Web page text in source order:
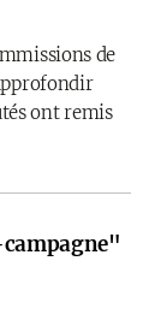
de
ont remis